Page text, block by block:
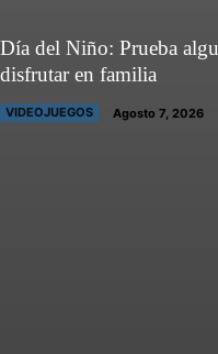
Día del Niño: Prueba
disfrutar en familia
VIDEOJUEGOS Agosto 7, 2026